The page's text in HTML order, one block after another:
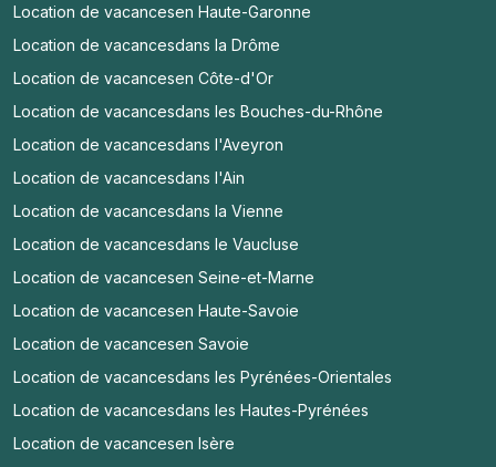
Location de vacancesen Haute-Garonne
Location de vacancesdans la Drôme
Location de vacancesen Côte-d'Or
Location de vacancesdans les Bouches-du-Rhône
Location de vacancesdans l'Aveyron
Location de vacancesdans l'Ain
Location de vacancesdans la Vienne
Location de vacancesdans le Vaucluse
Location de vacancesen Seine-et-Marne
Location de vacancesen Haute-Savoie
Location de vacancesen Savoie
Location de vacancesdans les Pyrénées-Orientales
Location de vacancesdans les Hautes-Pyrénées
Location de vacancesen Isère